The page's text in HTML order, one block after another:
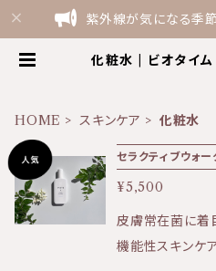
紫外線が気になる季
化粧水 | ビオタ
HOME スキンケア 化粧水
セラクティブウォ
¥5,500
皮膚常在菌に着
機能性スキンケ